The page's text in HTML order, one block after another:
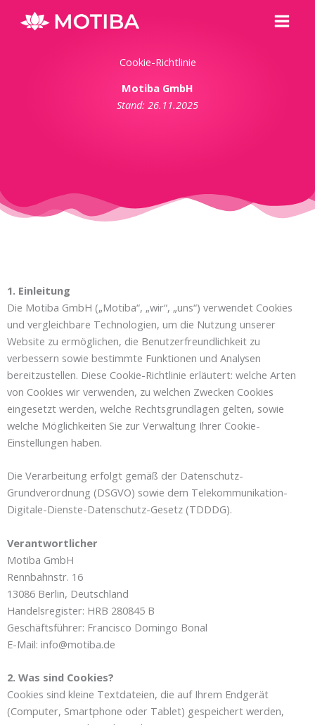
Inhalt
Cookie-Richtlinie
Motiba GmbH
Stand: 26.11.2025
1. Einleitung
Die Motiba GmbH („Motiba“, „wir“, „uns“) verwendet Cookies
und vergleichbare Technologien, um die Nutzung unserer
Website zu ermöglichen, die Benutzerfreundlichkeit zu
verbessern sowie bestimmte Funktionen und Analysen
bereitzustellen. Diese Cookie-Richtlinie erläutert: welche Arten
von Cookies wir verwenden, zu welchen Zwecken Cookies
eingesetzt werden, welche Rechtsgrundlagen gelten, sowie
welche Möglichkeiten Sie zur Verwaltung Ihrer Cookie-
Einstellungen haben.
Die Verarbeitung erfolgt gemäß der Datenschutz-
Grundverordnung (DSGVO) sowie dem Telekommunikation-
Digitale-Dienste-Datenschutz-Gesetz (TDDDG).
Verantwortlicher
Motiba GmbH
Rennbahnstr. 16
13086 Berlin, Deutschland
Handelsregister: HRB 280845 B
Geschäftsführer: Francisco Domingo Bonal
E-Mail: info@motiba.de
2. Was sind Cookies?
Cookies sind kleine Textdateien, die auf Ihrem Endgerät
(Computer, Smartphone oder Tablet) gespeichert werden,